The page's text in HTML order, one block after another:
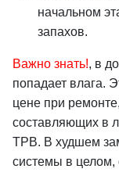
начальном
запахов.
Важно знать!, в
попадает влага.
цене при
составляющих в
ТРВ. В худшем
системы в